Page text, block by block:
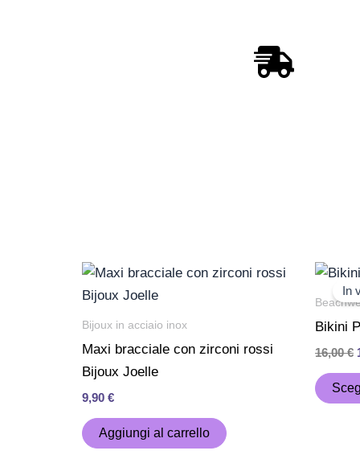
Bijoux in acciaio inox
Maxi bracciale con zirconi rossi
Bijoux Joelle
9,90 €
Aggiungi al carrello
In
Bikini
16,00€
Il